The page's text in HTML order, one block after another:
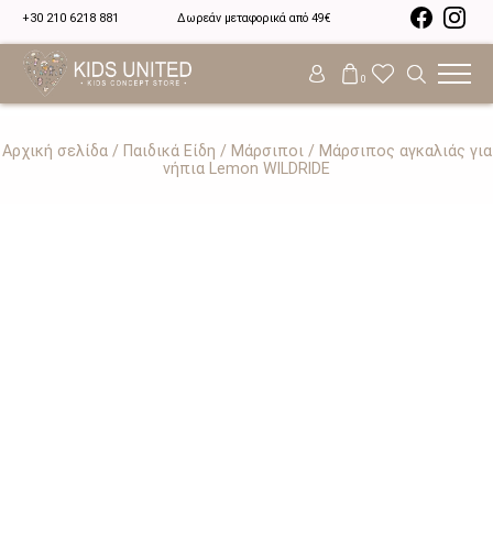
+30 210 6218 881 Δωρεάν μεταφορικά από 49€
0
Αρχική σελίδα/ Παιδικά Είδη / Μάρσιποι / Μάρσιπος αγκαλιάς για
νήπια Lemon WILDRIDE